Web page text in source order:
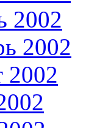
2002
2002
2002